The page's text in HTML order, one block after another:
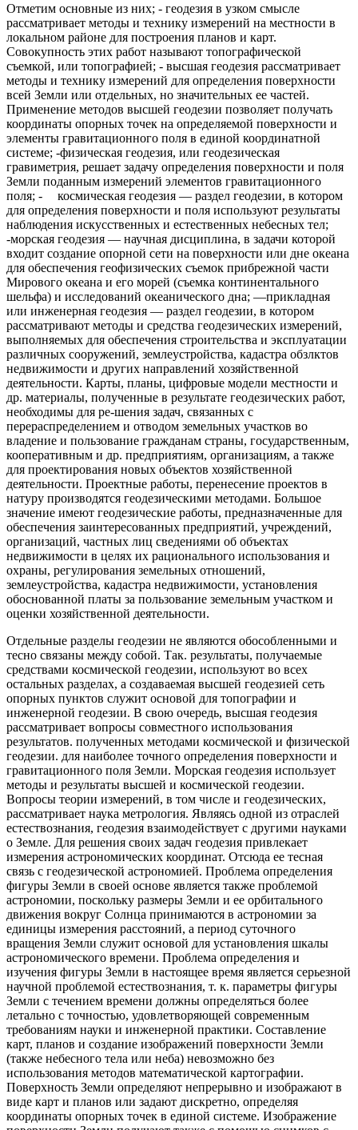
Отметим основные из них; - геодезия в узком смысле
рассматривает методы и технику измерений на местности в
локальном районе для построения планов и карт.
Совокупность этих работ называют топографической
съемкой, или топографией; - высшая геодезия рассматривает
методы и технику измерений для определения поверхности
всей Земли или отдельных, но значительных ее частей.
Применение методов высшей геодезии позволяет получать
координаты опорных точек на определяемой поверхности и
элементы гравитационного поля в единой координатной
системе; -физическая геодезия, или геодезическая
гравиметрия, решает задачу определения поверхности и поля
Земли поданным измерений элементов гравитационного
поля; -
космическая геодезия — раздел геодезии, в котором
для определения поверхности и поля используют результаты
наблюдения искусственных и естественных небесных тел;
-морская геодезия — научная дисциплина, в задачи которой
входит создание опорной сети на поверхности или дне океана
для обеспечения геофизических съемок прибрежной части
Мирового океана и его морей (съемка континентального
шельфа) и исследований океанического дна; —прикладная
или инженерная геодезия — раздел геодезии, в котором
рассматривают методы и средства геодезических измерений,
выполняемых для обеспечения строительства и эксплуатации
различных сооружений, землеустройства, кадастра обзлктов
недвижимости и других направлений хозяйственной
деятельности. Карты, планы, цифровые модели местности и
др. материалы, полученные в результате геодезических работ,
необходимы для ре-шения задач, связанных с
перераспределением и отводом земельных участков во
владение и пользование гражданам страны, государственным,
кооперативным и др. предприятиям, организациям, а также
для проектирования новых объектов хозяйственной
деятельности. Проектные работы, перенесение проектов в
натуру производятся геодезическими методами. Большое
значение имеют геодезические работы, предназначенные для
обеспечения заинтересованных предприятий, учреждений,
организаций, частных лиц сведениями об объектах
недвижимости в целях их рационального использования и
охраны, регулирования земельных отношений,
землеустройства, кадастра недвижимости, установления
обоснованной платы за пользование земельным участком и
оценки хозяйственной деятельности.
Отдельные разделы геодезии не являются обособленными и
тесно связаны между собой. Так. результаты, получаемые
средствами космической геодезии, используют во всех
остальных разделах, а создаваемая высшей геодезией сеть
опорных пунктов служит основой для топографии и
инженерной геодезии. В свою очередь, высшая геодезия
рассматривает вопросы совместного использования
результатов. полученных методами космической и физической
геодезии. для наиболее точного определения поверхности и
гравитационного поля Земли. Морская геодезия использует
методы и результаты высшей и космической геодезии.
Вопросы теории измерений, в том числе и геодезических,
рассматривает наука метрология. Являясь одной из отраслей
естествознания, геодезия взаимодействует с другими науками
о Земле. Для решения своих задач геодезия привлекает
измерения астрономических координат. Отсюда ее тесная
связь с геодезической астрономией. Проблема определения
фигуры Земли в своей основе является также проблемой
астрономии, поскольку размеры Земли и ее орбитального
движения вокруг Солнца принимаются в астрономии за
единицы измерения расстояний, а период суточного
вращения Земли служит основой для установления шкалы
астрономического времени. Проблема определения и
изучения фигуры Земли в настоящее время является серьезной
научной проблемой естествознания, т. к. параметры фигуры
Земли с течением времени должны определяться более
летально с точностью, удовлетворяющей современным
требованиям науки и инженерной практики. Составление
карт, планов и создание изображений поверхности Земли
(также небесного тела или неба) невозможно без
использования методов математической картографии.
Поверхность Земли определяют непрерывно и изображают в
виде карт и планов или задают дискретно, определяя
координаты опорных точек в единой системе. Изображение